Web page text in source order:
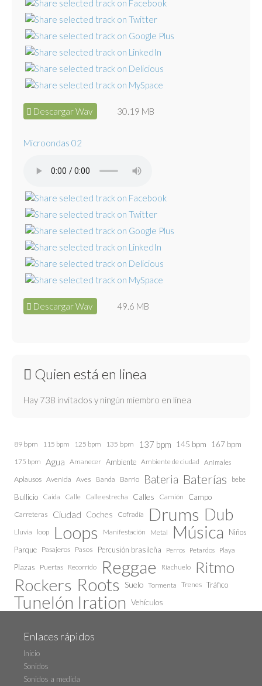
Descargar Wav 30.19 MB
Microondas 02
Descargar Wav 49.6 MB
Quien está en linea
Hay 738 invitados y ningún miembro en línea
89 bpm 115 bpm 125 bpm 135 bpm 137 bpm 145 bpm 167 bpm
175 bpm Agua Amanecer Ambiente Ambiente de ciudad Animales
Aplausos Avenida Aves Banda Barrio Bateria Baterías bebe
Bullicio Caida Calle Calle estrecha Calles Camión Campo
Carreteras Ciudad Coches Cofradía Drums Dub
Lluvia loop Loops Manifestación Metal Música
Niños
Parque Pasajeros Pasos Percusión brasileña Perros Petardos Playa
Plazas Puertas Recorrido Reggae Riachuelo Ritmo
Rockers Roots Suelo Tormenta Trenes Tráfico
Tunelón Iration Vehículos
Enlaces rápidos
Inicio
Sonidos
Sonidos a medida